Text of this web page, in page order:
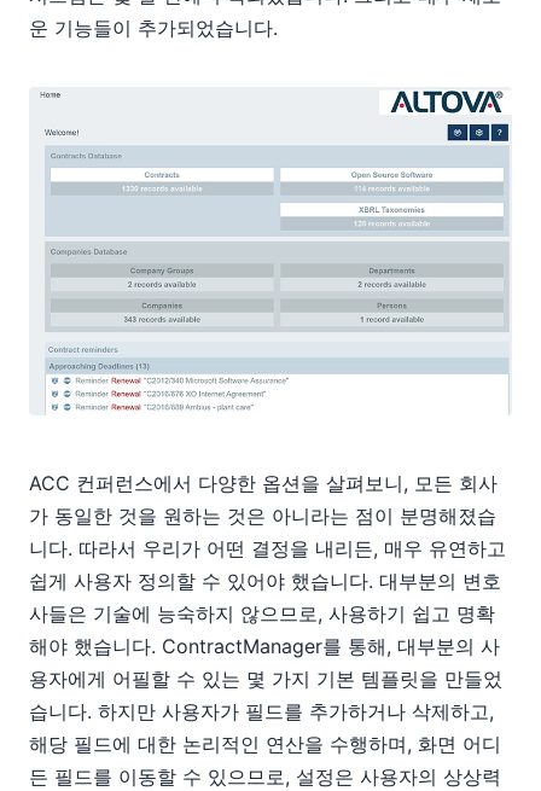
운 기능들이 추가되었습니다.
ACC 컨퍼런스에서 다양한 옵션을 살펴보니, 모든 회사
가 동일한 것을 원하는 것은 아니라는 점이 분명해졌습
니다. 따라서 우리가 어떤 결정을 내리든, 매우 유연하고
쉽게 사용자 정의할 수 있어야 했습니다. 대부분의 변호
사들은 기술에 능숙하지 않으므로, 사용하기 쉽고 명확
해야 했습니다. ContractManager를 통해, 대부분의 사
용자에게 어필할 수 있는 몇 가지 기본 템플릿을 만들었
습니다. 하지만 사용자가 필드를 추가하거나 삭제하고,
해당 필드에 대한 논리적인 연산을 수행하며, 화면 어디
든 필드를 이동할 수 있으므로, 설정은 사용자의 상상력